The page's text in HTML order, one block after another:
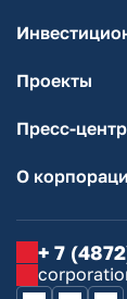
Проекты
Пресс-центр
О
+ 7